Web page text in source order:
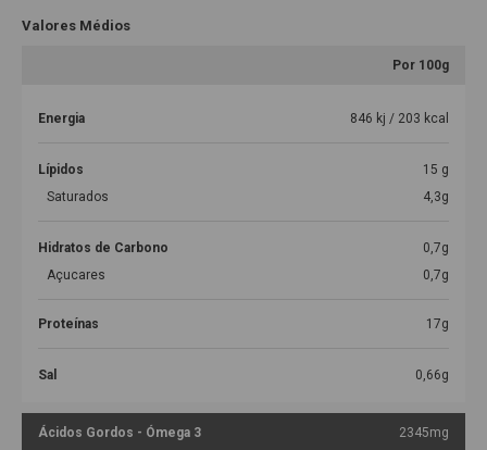
Valores Médios
Por 100g
Energia 846 kj / 203 kcal
Lípidos
15 g
Saturados
4,3g
Hidratos de Carbono
0,7g
Açucares
0,7g
Proteínas 17g
Sal 0,66g
Ácidos Gordos - Ómega 3 2345mg